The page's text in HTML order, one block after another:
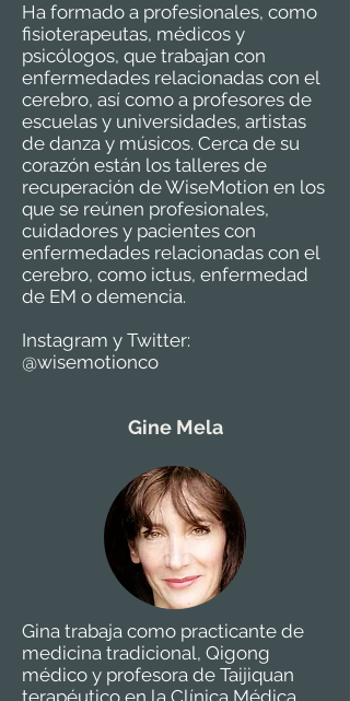
Ha formado a profesionales, como
fisioterapeutas, médicos y
psicólogos, que trabajan con
enfermedades relacionadas con el
cerebro, así como a profesores de
escuelas y universidades, artistas
de danza y músicos. Cerca de su
corazón están los talleres de
recuperación de WiseMotion en los
que se reúnen profesionales,
cuidadores y pacientes con
enfermedades relacionadas con el
cerebro, como ictus, enfermedad
de EM o demencia.
Instagram y Twitter:
@wisemotionco
Gine Mela
Gina trabaja como practicante de
medicina tradicional, Qigong
médico y profesora de Taijiquan
terapéutico en la Clínica Médica